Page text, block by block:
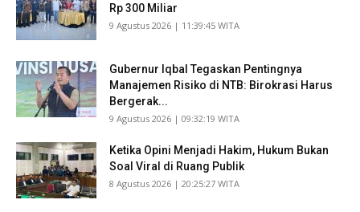
Rp 300 Miliar
​9 Agustus 2026 | 11:39:45 WITA
Gubernur Iqbal Tegaskan Pentingnya
Manajemen Risiko di NTB: Birokrasi Harus
Bergerak...
​9 Agustus 2026 | 09:32:19 WITA
Ketika Opini Menjadi Hakim, Hukum Bukan
Soal Viral di Ruang Publik
​8 Agustus 2026 | 20:25:27 WITA